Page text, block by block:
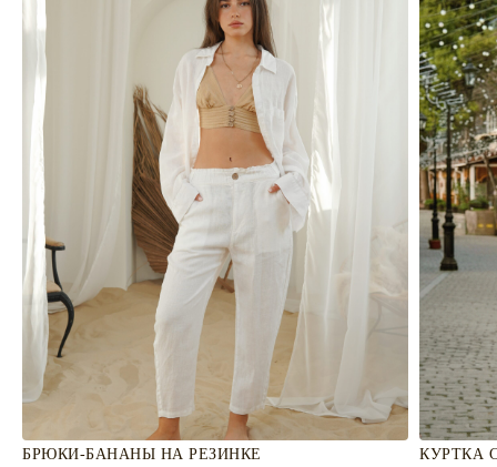
БРЮКИ-БАНАНЫ НА РЕЗИНКЕ
КУРТКА